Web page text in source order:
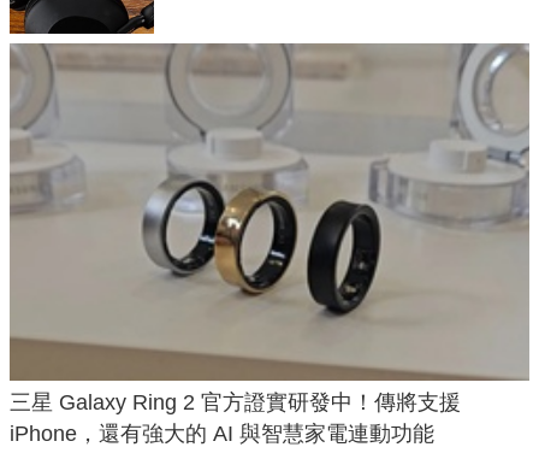
三星 Galaxy Ring 2 官方證實研發中！傳將支援
iPhone，還有強大的 AI 與智慧家電連動功能